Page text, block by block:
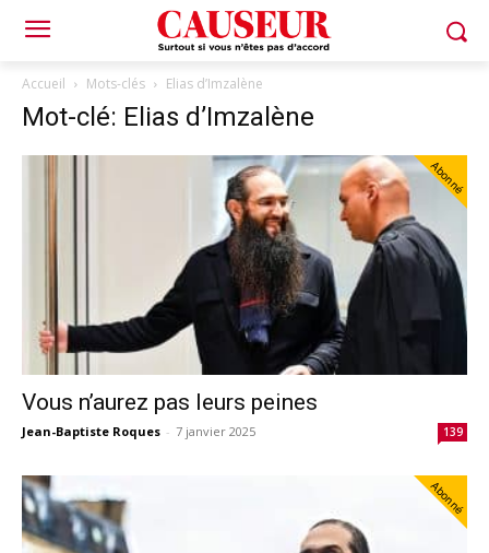
Accueil Mots-clés Elias d’Imzalène
Mot-clé: Elias d’Imzalène
Abonné
Vous n’aurez pas leurs peines
Jean-Baptiste Roques - 7 janvier 2025 139
Abonné